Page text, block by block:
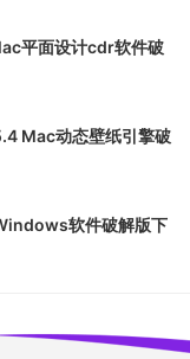
平面设计cdr软件破
Mac动态壁纸引擎破
软件破解版下